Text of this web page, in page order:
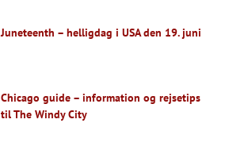
Juneteenth – helligdag i USA den 19. juni
Chicago guide – information og rejsetips
til The Windy City